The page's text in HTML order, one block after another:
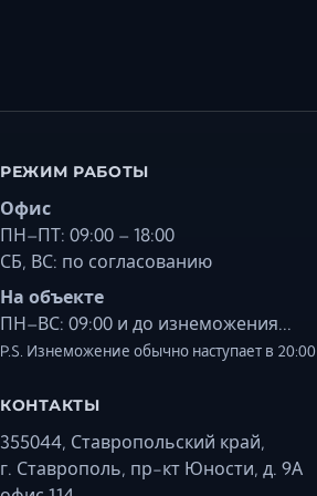
РЕЖИМ РАБОТЫ
Офис
ПН–ПТ: 09:00 – 18:00
СБ, ВС: по согласованию
На объекте
ПН–ВС: 09:00 и до изнеможения...
P.S. Изнеможение обычно наступает в 20:00
КОНТАКТЫ
355044, Ставропольский край,
г. Ставрополь, пр-кт Юности, д. 9А